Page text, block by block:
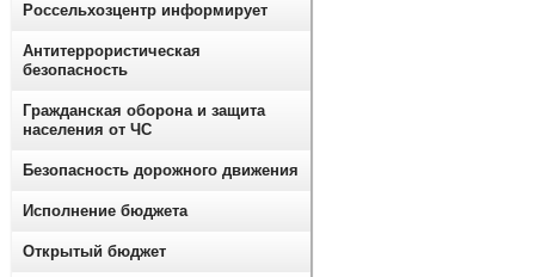
Россельхозцентр информирует
Антитеррористическая
безопасность
Гражданская оборона и защита
населения от ЧС
Безопасность дорожного движения
Исполнение бюджета
Открытый бюджет